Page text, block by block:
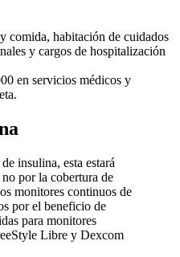
comida, habitación de cuidados
y cargos de hospitalización
en servicios médicos y
insulina, esta estará
por la cobertura de
monitores continuos de
por el beneficio de
para monitores
Libre y Dexcom